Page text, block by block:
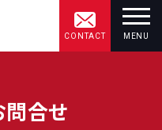
CONTACT MENU
問合せ